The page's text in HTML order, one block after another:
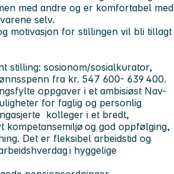
med andre og er komfortabel med
selv.
motivasjon for stillingen vil bli tillagt
stilling: sosionom/sosialkurator,
fra kr. 547 600- 639 400.
oppgaver i et ambisiøst Nav-
for faglig og personlig
kolleger i et bredt,
kompetansemiljø og god oppfølging,
Det er fleksibel arbeidstid og
i hyggelige